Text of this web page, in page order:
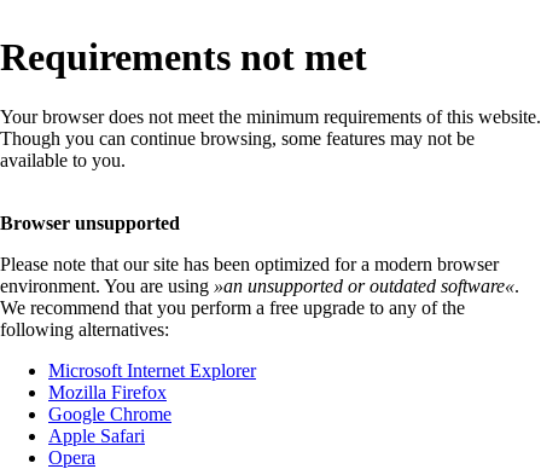
Requirements not met
Your browser does not meet the minimum requirements of this website.
Though you can continue browsing, some features may not be
available to you.
Browser unsupported
Please note that our site has been optimized for a modern browser
environment. You are using »an unsupported or outdated software«.
We recommend that you perform a free upgrade to any of the
following alternatives:
Microsoft Internet Explorer
Mozilla Firefox
Google Chrome
Apple Safari
Opera